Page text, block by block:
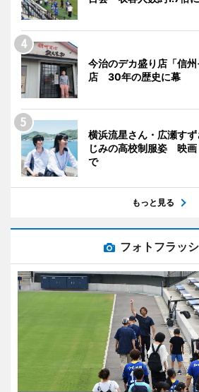
今治のデカ盛り店「信
店 30年の歴史に幕
横浜流星さん・広瀬す
じみの高校制服姿 映画
で
もっと見る
フォトフラッ